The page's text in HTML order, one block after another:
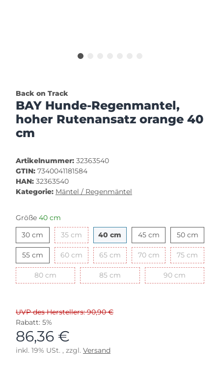
Back on Track
BAY Hunde-Regenmantel,
hoher Rutenansatz orange 40
cm
Artikelnummer: 32363540
GTIN: 7340041181584
HAN: 32363540
Kategorie: Mäntel / Regenmäntel
Größe 40 cm
30 cm 30 cm35 cm35 cm40 cm 40 cm45 cm45 cm50 cm50 cm
55 cm55 cm60 cm60 cm65 cm65 cm70 cm70 cm75 cm 75 cm
80 cm 80 cm 85 cm85 cm 90 cm90 cm
UVP des Herstellers: 90,90 €
Rabatt: 5%
86,36 €
inkl. 19% USt. , zzgl. Versand